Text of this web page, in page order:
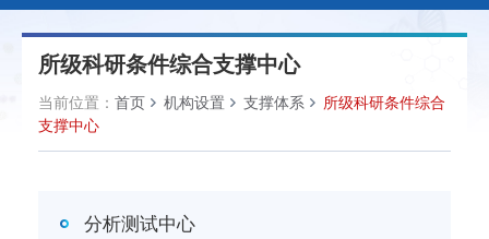
所级科研条件综合支撑中心
当前位置： 首页 机构设置 支撑体系
所级科研条件综合
支撑中心
分析测试中心